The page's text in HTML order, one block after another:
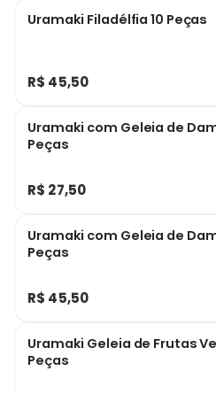
Uramaki Filadélfia 10 Peças
R$ 45,50
Uramaki com Geleia de
Peças
R$ 27,50
Uramaki com Geleia de
Peças
R$ 45,50
Uramaki Geleia de Frutas
Peças